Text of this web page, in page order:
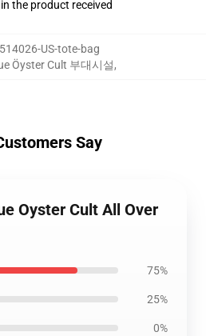
the product received
US-tote-bag
Öyster Cult 부대시설,
Say
Oyster Cult All Over
75%
25%
0%